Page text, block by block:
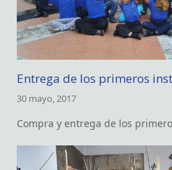
Entrega de los primeros
30 mayo, 2017
Compra y entrega de los